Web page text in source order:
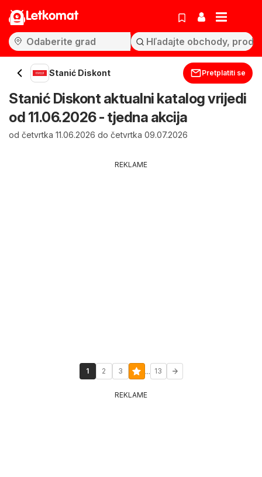
Letkomat
Stanić Diskont Pretplatiti se
Stanić Diskont aktualni katalog vrijedi
od 11.06.2026 - tjedna akcija
od četvrtka 11.06.2026 do četvrtka 09.07.2026
REKLAME
1 2 3 ... 13
REKLAME